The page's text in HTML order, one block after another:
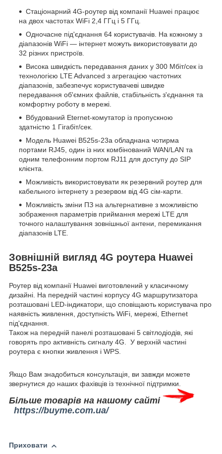
Стаціонарний 4G-роутер від компанії Huawei працює
на двох частотах WiFi 2,4 ГГц і 5 ГГц.
Одночасне під'єднання 64 користувачів. На кожному з
діапазонів WiFi — інтернет можуть використовувати до
32 різних пристроїв.
Висока швидкість передавання даних у 300 Мбіт/сек із
технологією LTE Advanced з агрегацією частотних
діапазонів, забезпечує користувачеві швидке
передавання об'ємних файлів, стабільність з'єднання та
комфортну роботу в мережі.
Вбудований Eternet-комутатор із пропускною
здатністю 1 Гігабіт/сек.
Модель Huawei B525s-23a обладнана чотирма
портами RJ45, один із них комбінований WAN/LAN та
одним телефонним портом RJ11 для доступу до SIP
клієнта.
Можливість використовувати як резервний роутер для
кабельного інтернету з резервом від 4G сім-карти.
Можливість зміни ПЗ на альтернативне з можливістю
зображення параметрів приймання мережі LTE для
точного налаштування зовнішньої антени, перемикання
діапазонів LTE.
Зовнішній вигляд 4G роутера Huawei
B525s-23a
Роутер від компанії Huawei виготовлений у класичному
дизайні. На передній частині корпусу 4G маршрутизатора
розташовані LED-індикатори, що сповіщають користувача про
наявність живлення, доступність WiFi, мережі, Ethernet
під'єднання.
Також на передній панелі розташовані 5 світлодіодів, які
говорять про активність сигналу 4G. У верхній частині
роутера є кнопки живлення і WPS.
Якщо Вам знадобиться консультація, ви завжди можете
звернутися до наших фахівців із технічної підтримки.
Більше товарів на нашому сайті
https://buyme.com.ua/
Приховати